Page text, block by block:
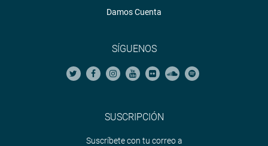
Damos Cuenta
SÍGUENOS
SUSCRIPCIÓN
Suscríbete con tu correo a